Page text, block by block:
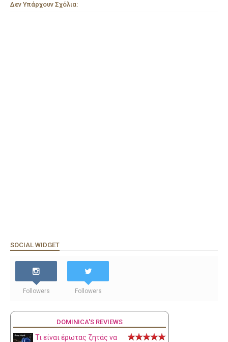
Δεν Υπάρχουν Σχόλια:
SOCIAL WIDGET
Followers Followers
DOMINICA'S REVIEWS
Τι είναι έρωτας ζητάς να